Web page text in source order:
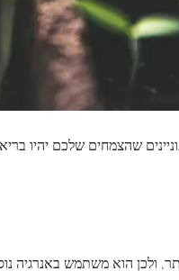
שהצמחים שלכם יהיו
ולכן הוא משתמש באנרגיה